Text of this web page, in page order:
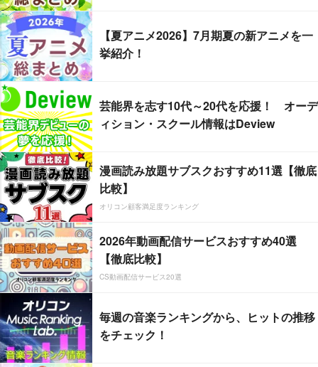
【夏アニメ2026】7月期夏の新アニメを一
挙紹介！
芸能界を志す10代～20代を応援！ オーデ
ィション・スクール情報はDeview
漫画読み放題サブスクおすすめ11選【徹底
比較】
オリコン顧客満足度ランキング
2026年動画配信サービスおすすめ40選
【徹底比較】
CS動画配信サービス20選
毎週の音楽ランキングから、ヒットの推移
をチェック！